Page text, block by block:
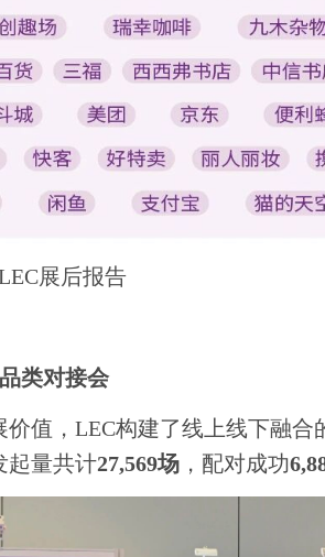
展后报告
类对接会
价值，LEC构建了线上线下融合
起量共计27,569场 ，配对成功